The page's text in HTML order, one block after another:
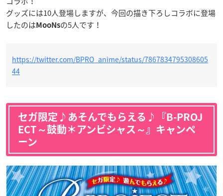
グッズには10人登場しますが、今回の描き下ろしコラボに登場
したのはMooNsの5人です！
https://twitter.com/BPRO_anime/status/7867834795308605
44
セガ限定♪あそんでもらえる♪『B-PROJ
ECT～鼓動＊アンビシャス～』キャンペ
ーン